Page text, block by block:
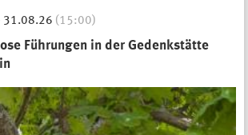
31.08.26 (15:00)
Führungen in der Gedenkstätte